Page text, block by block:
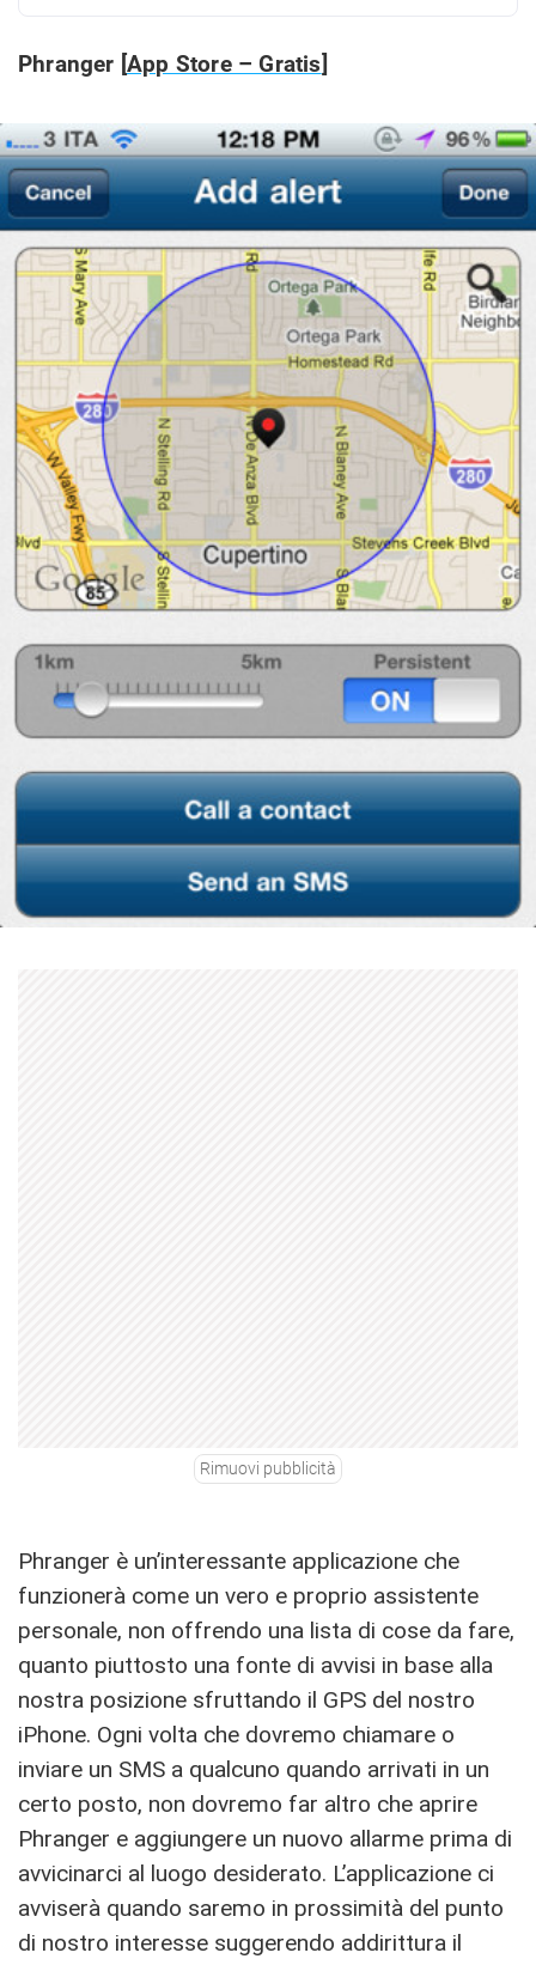
Phranger [App Store – Gratis]
Rimuovi pubblicità
Phranger è un’interessante applicazione che
funzionerà come un vero e proprio assistente
personale, non offrendo una lista di cose da fare,
quanto piuttosto una fonte di avvisi in base alla
nostra posizione sfruttando il GPS del nostro
iPhone. Ogni volta che dovremo chiamare o
inviare un SMS a qualcuno quando arrivati in un
certo posto, non dovremo far altro che aprire
Phranger e aggiungere un nuovo allarme prima di
avvicinarci al luogo desiderato. L’applicazione ci
avviserà quando saremo in prossimità del punto
di nostro interesse suggerendo addirittura il